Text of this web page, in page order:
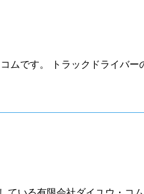
ムです。 トラックドライバ